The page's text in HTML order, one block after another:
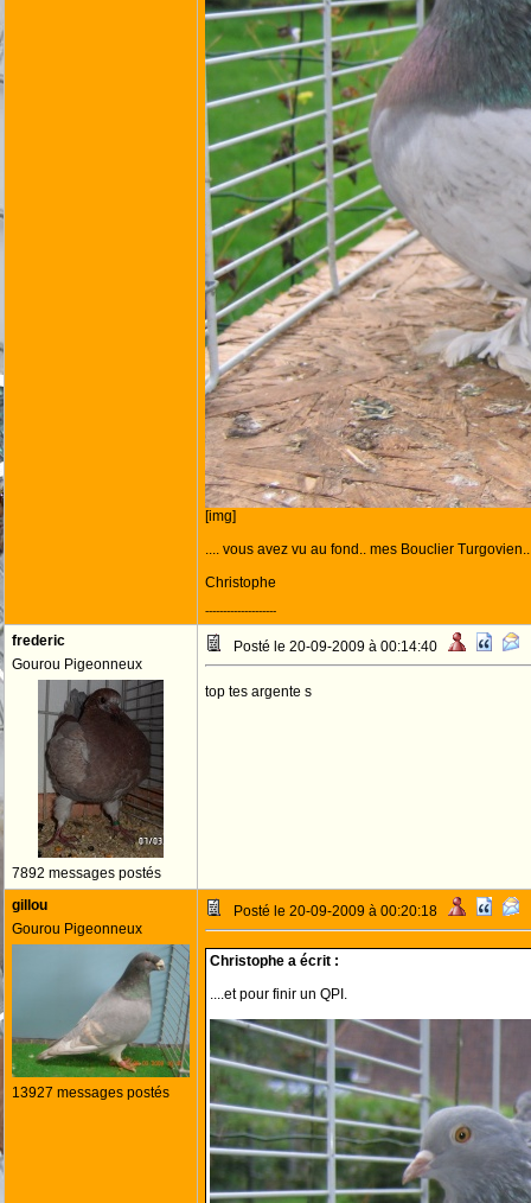
[img]
.... vous avez vu au fond.. mes Bouclier
Christophe
--------------------
frederic
Gourou Pigeonneux
7892 messages postés
Posté le 20-09-2009 à 00:14:40
top tes argente s
gillou
Gourou Pigeonneux
13927 messages postés
Posté le 20-09-2009 à 00:20:18
Christophe a écrit :
....et pour finir un QPI.